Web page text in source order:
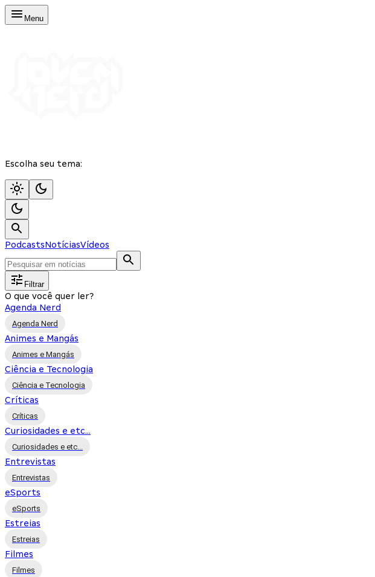
Menu
Escolha seu tema:
PodcastsNotíciasVídeos
Filtrar
O que você quer ler?
Agenda Nerd
Agenda Nerd
Animes e Mangás
Animes e Mangás
Ciência e Tecnologia
Ciência e Tecnologia
Críticas
Críticas
Curiosidades e etc...
Curiosidades e etc...
Entrevistas
Entrevistas
eSports
eSports
Estreias
Estreias
Filmes
Filmes